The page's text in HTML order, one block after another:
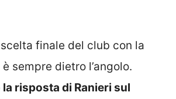
finale del club con la
sempre dietro l’angolo.
la risposta di Ranieri sul